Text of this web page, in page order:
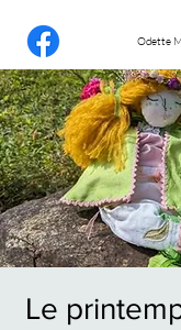
Odette
Le